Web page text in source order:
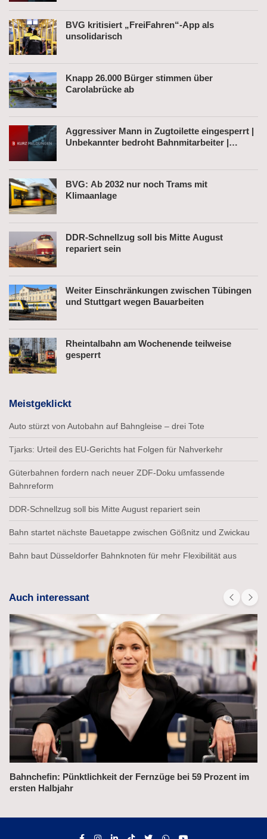
BVG kritisiert „FreiFahren“-App als
unsolidarisch
Knapp 26.000 Bürger stimmen über
Carolabrücke ab
Aggressiver Mann in Zugtoilette eingesperrt |
Unbekannter bedroht Bahnmitarbeiter |
BVG: Ab 2032 nur noch Trams mit
Klimaanlage
DDR-Schnellzug soll bis Mitte August
repariert sein
Weiter Einschränkungen zwischen Tübingen
und Stuttgart wegen Bauarbeiten
Rheintalbahn am Wochenende teilweise
gesperrt
Meistgeklickt
Auto stürzt von Autobahn auf Bahngleise – drei Tote
Tjarks: Urteil des EU-Gerichts hat Folgen für Nahverkehr
Güterbahnen fordern nach neuer ZDF-Doku umfassende
Bahnreform
DDR-Schnellzug soll bis Mitte August repariert sein
Bahn startet nächste Bauetappe zwischen Gößnitz und Zwickau
Bahn baut Düsseldorfer Bahnknoten für mehr Flexibilität aus
Auch interessant
Bahnchefin: Pünktlichkeit der Fernzüge bei 59 Prozent im
ersten Halbjahr